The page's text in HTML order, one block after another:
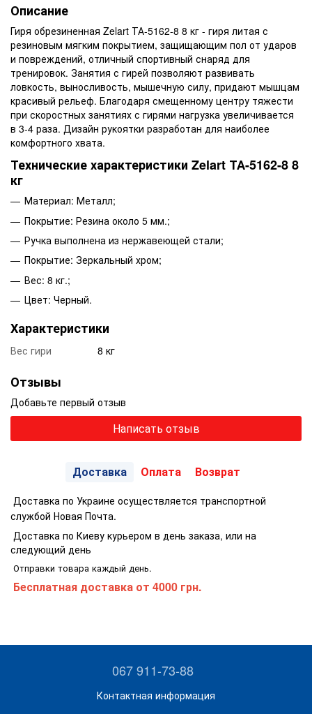
Описание
Гиря обрезиненная Zelart ТА-5162-8 8 кг - гиря литая с
резиновым мягким покрытием, защищающим пол от ударов
и повреждений, отличный спортивный снаряд для
тренировок. Занятия с гирей позволяют развивать
ловкость, выносливость, мышечную силу, придают мышцам
красивый рельеф. Благодаря смещенному центру тяжести
при скоростных занятиях с гирями нагрузка увеличивается
в 3-4 раза. Дизайн рукоятки разработан для наиболее
комфортного хвата.
Технические характеристики Zelart ТА-5162-8 8
кг
Материал: Металл;
Покрытие: Резина около 5 мм.;
Ручка выполнена из нержавеющей стали;
Покрытие: Зеркальный хром;
Вес: 8 кг.;
Цвет: Черный.
Характеристики
Вес гири 8 кг
Отзывы
Добавьте первый отзыв
Написать отзыв
Доставка Оплата Возврат
Доставка по Украине осуществляется транспортной
службой Новая Почта.
Доставка по Киеву курьером в день заказа, или на
следующий день
Отправки товара каждый день.
Бесплатная доставка от 4000 грн.
067 911-73-88
Контактная информация